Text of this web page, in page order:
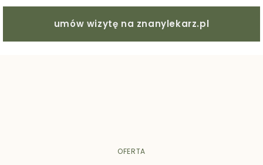
umów wizytę na znanylekarz.pl
OFERTA